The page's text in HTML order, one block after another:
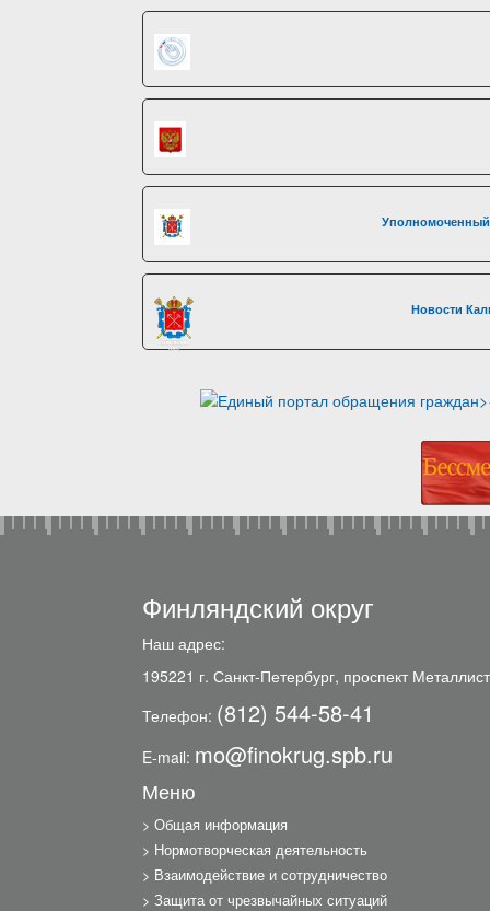
Уполномоченный
Новости
Финляндский округ
Наш адрес:
195221 г. Санкт-Петербург, проспект
Телефон: (812) 544-58-41
E-mail: mo@finokrug.spb.ru
Меню
Общая информация
Нормотворческая деятельность
Взаимодействие и сотрудничество
Защита от чрезвычайных ситуаций